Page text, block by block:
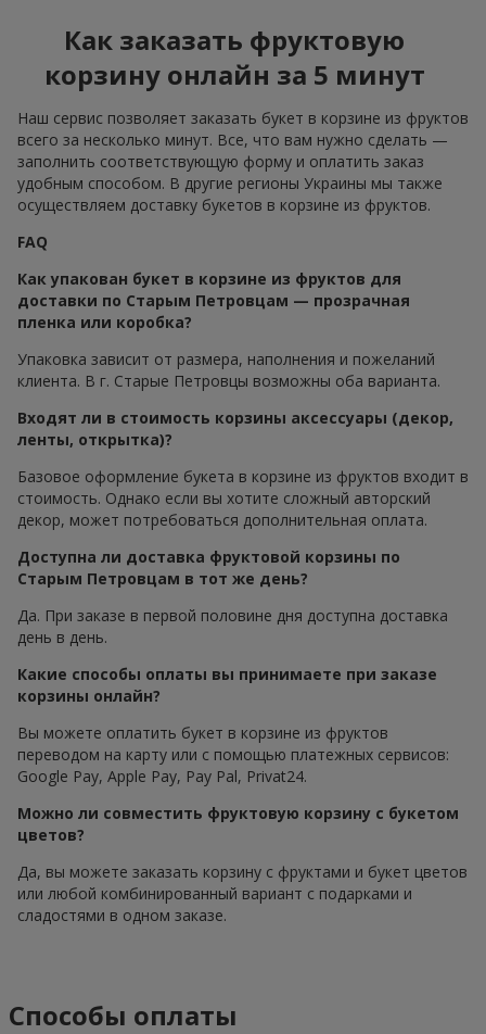
Как заказать фруктовую
корзину онлайн за 5 минут
Наш сервис позволяет заказать букет в корзине из фруктов
всего за несколько минут. Все, что вам нужно сделать —
заполнить соответствующую форму и оплатить заказ
удобным способом. В другие регионы Украины мы также
осуществляем доставку букетов в корзине из фруктов.
FAQ
Как упакован букет в корзине из фруктов для
доставки по Старым Петровцам — прозрачная
пленка или коробка?
Упаковка зависит от размера, наполнения и пожеланий
клиента. В г. Старые Петровцы возможны оба варианта.
Входят ли в стоимость корзины аксессуары (декор,
ленты, открытка)?
Базовое оформление букета в корзине из фруктов входит в
стоимость. Однако если вы хотите сложный авторский
декор, может потребоваться дополнительная оплата.
Доступна ли доставка фруктовой корзины по
Старым Петровцам в тот же день?
Да. При заказе в первой половине дня доступна доставка
день в день.
Какие способы оплаты вы принимаете при заказе
корзины онлайн?
Вы можете оплатить букет в корзине из фруктов
переводом на карту или с помощью платежных сервисов:
Google Pay, Apple Pay, Pay Pal, Privat24.
Можно ли совместить фруктовую корзину с букетом
цветов?
Да, вы можете заказать корзину с фруктами и букет цветов
или любой комбинированный вариант с подарками и
сладостями в одном заказе.
Способы оплаты